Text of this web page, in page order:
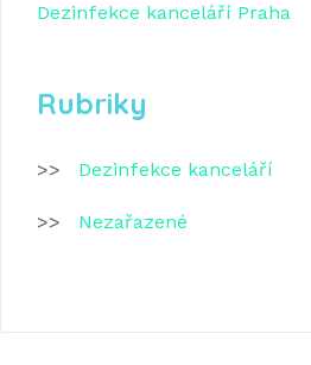
Dezinfekce kanceláří Praha
Rubriky
Dezinfekce kanceláří
Nezařazené